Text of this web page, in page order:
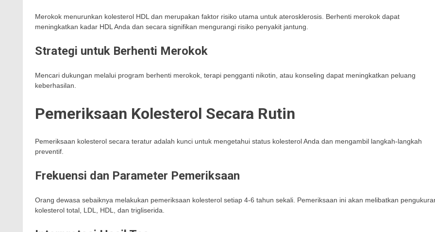
Merokok menurunkan kolesterol HDL dan merupakan faktor risiko utama untuk aterosklerosis. Berhenti merokok dapat
meningkatkan kadar HDL Anda dan secara signifikan mengurangi risiko penyakit jantung.
Strategi untuk Berhenti Merokok
Mencari dukungan melalui program berhenti merokok, terapi pengganti nikotin, atau konseling dapat meningkatkan peluang
keberhasilan.
Pemeriksaan Kolesterol Secara Rutin
Pemeriksaan kolesterol secara teratur adalah kunci untuk mengetahui status kolesterol Anda dan mengambil langkah-langkah
preventif.
Frekuensi dan Parameter Pemeriksaan
Orang dewasa sebaiknya melakukan pemeriksaan kolesterol setiap 4-6 tahun sekali. Pemeriksaan ini akan melibatkan
kolesterol total, LDL, HDL, dan trigliserida.